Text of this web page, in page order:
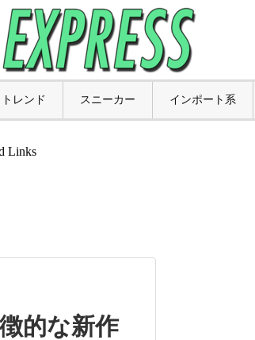
トレンド スニーカー インポート系
Links
的な新作